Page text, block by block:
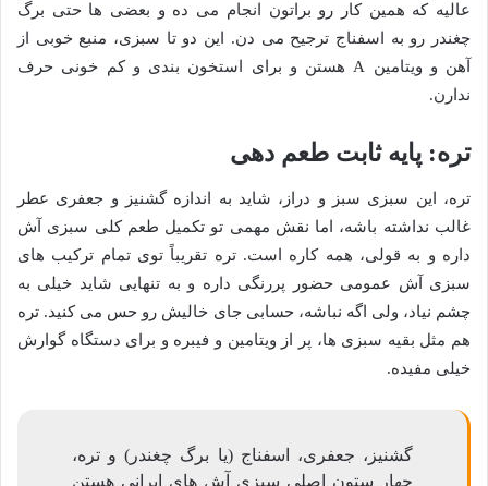
عالیه که همین کار رو براتون انجام می ده و بعضی ها حتی برگ
چغندر رو به اسفناج ترجیح می دن. این دو تا سبزی، منبع خوبی از
آهن و ویتامین A هستن و برای استخون بندی و کم خونی حرف
ندارن.
تره: پایه ثابت طعم دهی
تره، این سبزی سبز و دراز، شاید به اندازه گشنیز و جعفری عطر
غالب نداشته باشه، اما نقش مهمی تو تکمیل طعم کلی سبزی آش
داره و به قولی، همه کاره است. تره تقریباً توی تمام ترکیب های
سبزی آش عمومی حضور پررنگی داره و به تنهایی شاید خیلی به
چشم نیاد، ولی اگه نباشه، حسابی جای خالیش رو حس می کنید. تره
هم مثل بقیه سبزی ها، پر از ویتامین و فیبره و برای دستگاه گوارش
خیلی مفیده.
گشنیز، جعفری، اسفناج (یا برگ چغندر) و تره،
چهار ستون اصلی سبزی آش های ایرانی هستن